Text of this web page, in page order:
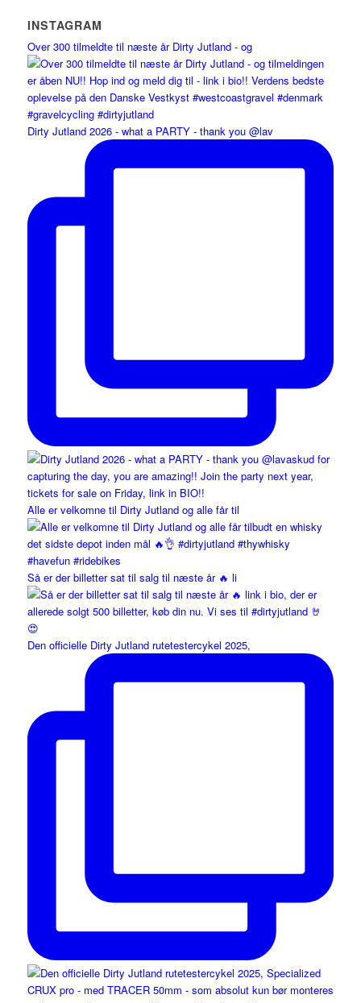
INSTAGRAM
Over 300 tilmeldte til næste år Dirty Jutland - og
Dirty Jutland 2026 - what a PARTY - thank you @lav
Alle er velkomne til Dirty Jutland og alle får til
Så er der billetter sat til salg til næste år 🔥 li
Den officielle Dirty Jutland rutetestercykel 2025,